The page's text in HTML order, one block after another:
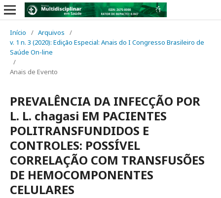
Início / Arquivos
/
v. 1 n. 3 (2020): Edição Especial: Anais do I Congresso Brasileiro de
Saúde On-line
/
Anais de Evento
PREVALÊNCIA DA INFECÇÃO POR
L. L. chagasi EM PACIENTES
POLITRANSFUNDIDOS E
CONTROLES: POSSÍVEL
CORRELAÇÃO COM TRANSFUSÕES
DE HEMOCOMPONENTES
CELULARES